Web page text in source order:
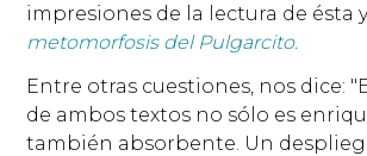
impresiones de la lectura de ésta
metomorfosis del Pulgarcito.
Entre otras cuestiones, nos dice:
de ambos textos no sólo es
también absorbente. Un